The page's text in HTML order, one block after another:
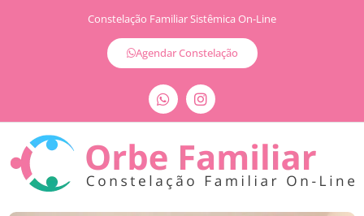
Constelação Familiar Sistêmica On-Line
Agendar Constelação